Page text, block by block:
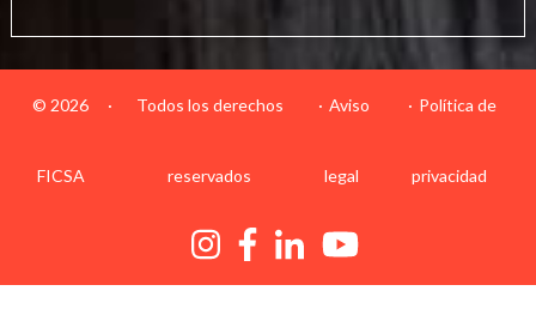
© 2026
FICSA
· Todos los derechos
reservados
Aviso
legal
Política de
privacidad